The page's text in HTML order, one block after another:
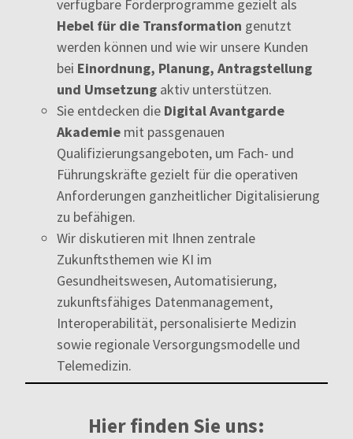
verfügbare Förderprogramme gezielt als
Hebel für die Transformation genutzt
werden können und wie wir unsere Kunden
bei Einordnung, Planung, Antragstellung
und Umsetzung aktiv unterstützen.
Sie entdecken die Digital Avantgarde
Akademie mit passgenauen
Qualifizierungsangeboten, um Fach- und
Führungskräfte gezielt für die operativen
Anforderungen ganzheitlicher Digitalisierung
zu befähigen.
Wir diskutieren mit Ihnen zentrale
Zukunftsthemen wie KI im
Gesundheitswesen, Automatisierung,
zukunftsfähiges Datenmanagement,
Interoperabilität, personalisierte Medizin
sowie regionale Versorgungsmodelle und
Telemedizin.
Hier finden Sie uns: